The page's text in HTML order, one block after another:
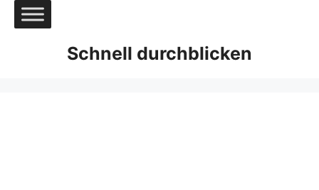
Zum
Inhalt
Schnell durchblicken